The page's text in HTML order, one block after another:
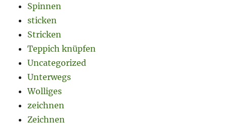
Spinnen
sticken
Stricken
Teppich knüpfen
Uncategorized
Unterwegs
Wolliges
zeichnen
Zeichnen